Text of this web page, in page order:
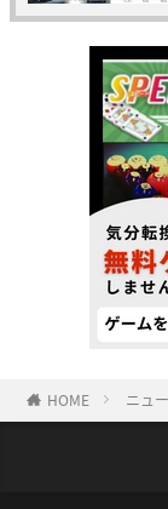
HOME ニュ